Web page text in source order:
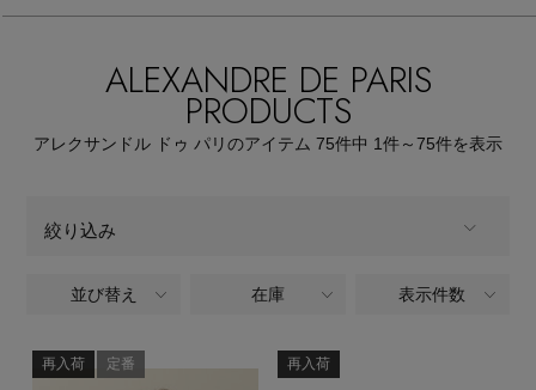
【予約】新作ウェアをチェック
【Tシャツ】デイリーに活躍
【日傘】完全遮光・軽量傘
【サンダル】ビーサンの季節！
【リネン】涼しい夏素材
【CFCL】注目のPOP-UP
アイテム一覧
ウェア
すべてのウェア
シューズ
ご利用ガイド
カスタマーサポート
エル・ショップについて
ン。60年代には数々のロイヤルファミリーや銀幕を彩る
わせたラグジュアリーなヘアアクセサリーを生み出すこ
とでその名を馳せた。その後、細やかな技で仕上げた、
革新的なヘアアクセサリーが誕生。華やかでありながら
の地位を確立した。
ALEXANDRE DE PARIS
PRODUCTS
アレクサンドル ドゥ パリのアイテム 75件中 1件～75件を表示
絞り込み
商品タイプ ALL
CATEGORY
並び替え 在庫 表示件数
再入荷 定番 再入荷